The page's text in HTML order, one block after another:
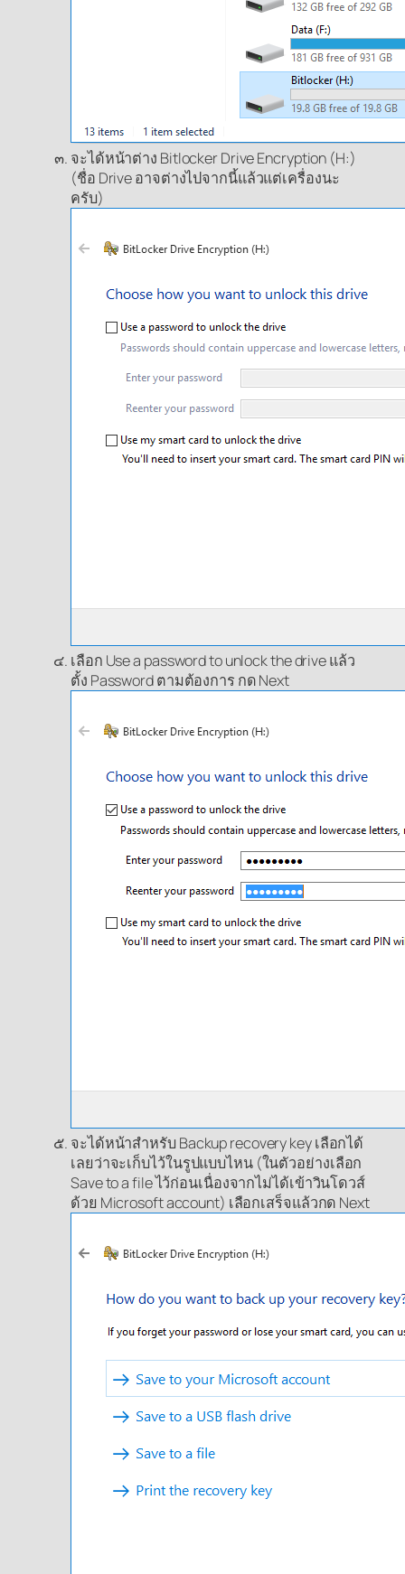
จะได้หน้าต่าง Bitlocker Drive Encryption (H:)
(ชื่อ Drive อาจต่างไปจากนี้แล้วแต่เครื่องนะ
ครับ)
เลือก Use a password to unlock the drive แล้ว
ตั้ง Password ตามต้องการ กด Next
จะได้หน้าสำหรับ Backup recovery key เลือกได้
เลยว่าจะเก็บไว้ในรูปแบบไหน (ในตัวอย่างเลือก
Save to a file ไว้ก่อนเนื่องจากไม่ได้เข้าวินโดวส์
ด้วย Microsoft account) เลือกเสร็จแล้วกด Next